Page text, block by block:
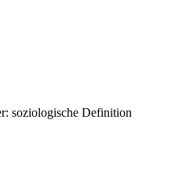
soziologische Definition